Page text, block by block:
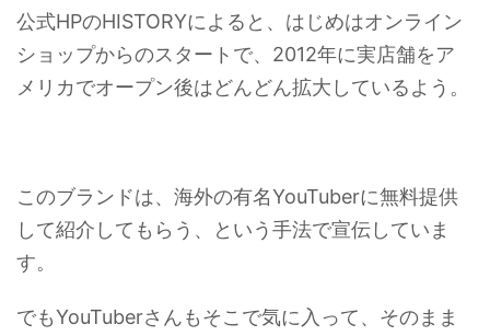
公式HPのHISTORYによると、はじめはオンライン
ショップからのスタートで、2012年に実店舗をア
メリカでオープン後はどんどん拡大しているよう。
このブランドは、 海外の有名YouTuberに無料提供
して紹介してもらう、
という手法で宣伝していま
す。
でもYouTuberさんもそこで気に入って、そのまま